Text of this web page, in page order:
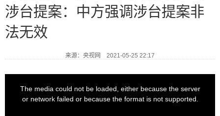
涉台提案：中方强调涉台提案非
法无效
来源：央视网 2021-05-25 22:17